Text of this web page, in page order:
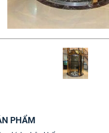
PHẨM